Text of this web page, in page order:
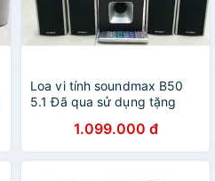
Loa vi tính soundmax B50
5.1 Đã qua sử dụng tặng
1.099.000 đ